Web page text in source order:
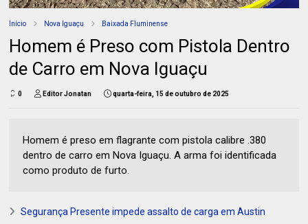
Início Nova Iguaçu Baixada Fluminense
Homem é Preso com Pistola Dentro
de Carro em Nova Iguaçu
0 Editor Jonatan quarta-feira, 15 de outubro de 2025
Homem é preso em flagrante com pistola calibre .380
dentro de carro em Nova Iguaçu. A arma foi identificada
como produto de furto.
Segurança Presente impede assalto de carga em Austin